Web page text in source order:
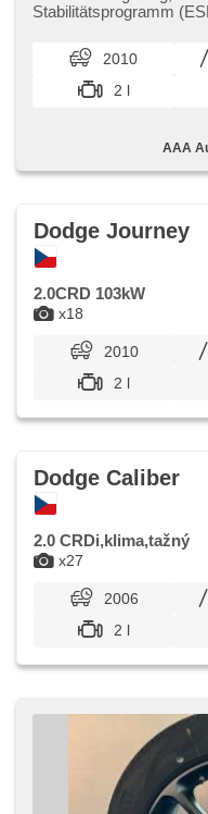
Stabilitätsprogramm
Seitenscheiben,
2010
2 l
AAA
x18
Dodge Journey
2.0CRD 103kW
2010
2 l
x27
Dodge Caliber
2.0 CRDi,klima,tažný
2006
2 l